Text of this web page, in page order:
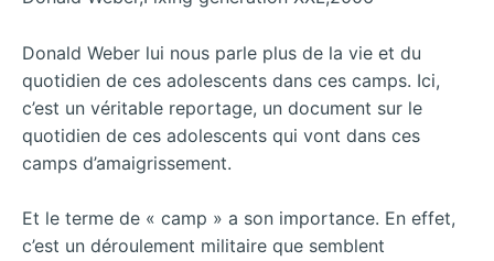
Donald Weber lui nous parle plus de la vie et du
quotidien de ces adolescents dans ces camps. Ici,
c’est un véritable reportage, un document sur le
quotidien de ces adolescents qui vont dans ces
camps d’amaigrissement.
Et le terme de « camp » a son importance. En effet,
c’est un déroulement militaire que semblent